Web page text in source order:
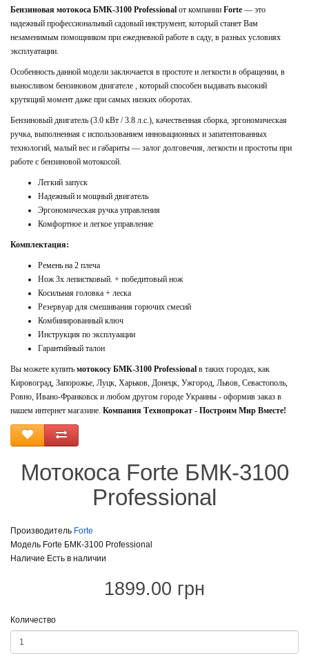
Бензиновая мотокоса БМК-3100 Professional от компании Forte — это
надежный профессиональный садовый инструмент, который станет Вам
незаменимым помощником при ежедневной работе в саду, в разных условиях
эксплуатации.
Особенность данной модели заключается в простоте и легкости в обращении, в
выносливом бензиновом двигателе , который способен выдавать высокий
крутящий момент даже при самых низких оборотах.
Бензиновый двигатель (3.0 кВт / 3.8 л.с.), качественная сборка, эргономическая
ручка, выполненная с использованием инновационных и запатентованных
технологий, малый вес и габариты — залог долговечия, легкости и простоты при
работе с бензиновой мотокосой.
Легкий запуск
Надежный и мощный двигатель
Эргономическая ручка управления
Комфортное и легкое управление
Комплектация:
Ремень на 2 плеча
Нож 3х лепистковый. + победитовый нож
Косильная головка + леска
Резервуар для смешивания горючих смесий
Комбинированный ключ
Инструкция по эксплуаации
Гарантийный талон
Вы можете купить мотокосу БМК-3100 Professional в таких городах, как
Кировоград, Запорожье, Луцк, Харьков, Донецк, Ужгород, Львов, Севастополь,
Ровно, Ивано-Франковск и любом другом городе Украины - оформив заказ в
нашем интернет магазине. Компания Технопрокат - Построим Мир Вместе!
Мотокоса Forte БМК-3100
Professional
Производитель Forte
Модель Forte БМК-3100 Professional
Наличие Есть в наличии
1899.00 грн
Количество